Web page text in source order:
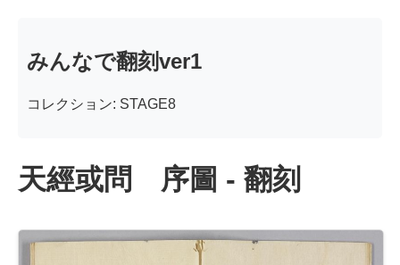
みんなで翻刻ver1
コレクション: STAGE8
天經或問 序圖 - 翻刻